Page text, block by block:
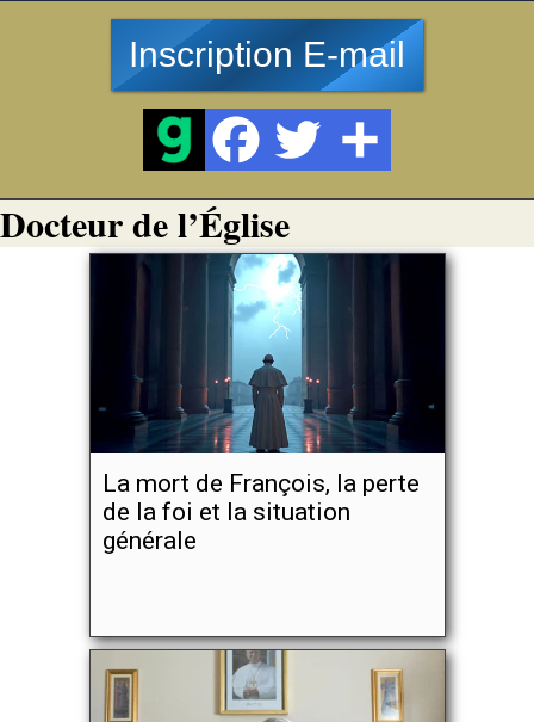
Inscription E-mail
Docteur de l’Église
La mort de François, la perte
de la foi et la situation
générale